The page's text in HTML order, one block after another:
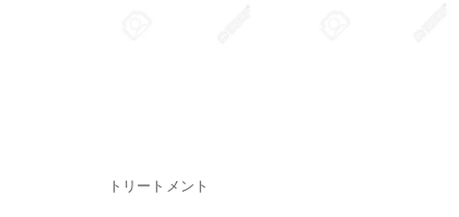
トリートメント